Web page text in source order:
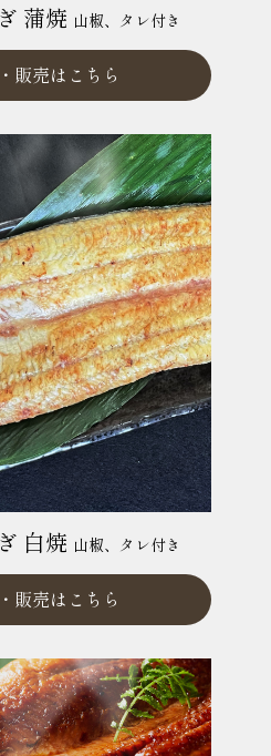
蒲焼 山椒、タレ付き
販売はこちら
白焼 山椒、タレ付き
販売はこちら